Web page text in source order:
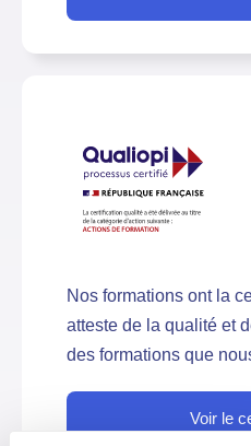
Nos formations ont la
atteste de la qualité et
des formations que
Voir le